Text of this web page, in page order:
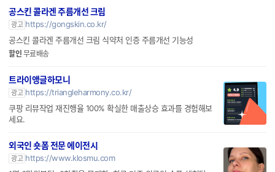
공스킨 콜라겐 주름개선 크림
광고 https://gongskin.co.kr/
공스킨 콜라겐 주름개선 크림 식약처 인증 주름개선 기능성
할인 무료배송
트라이앵글하모니
광고 https://triangleharmony.co.kr/
쿠팡 리뷰작업 재진행율 100% 확실한 매출상승 효과를 경험해보
세요.
외국인 숏폼 전문 에이전시
광고 https://www.klosmu.com